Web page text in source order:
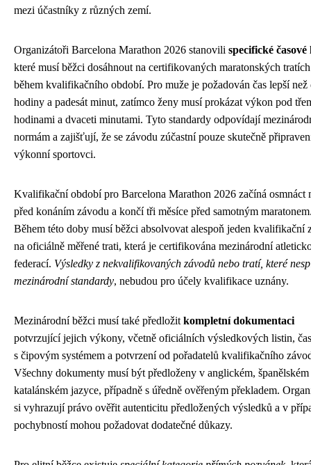
mezi účastníky z různých zemí.
Organizátoři Barcelona Marathon 2026 stanovili specifické
které musí běžci dosáhnout na certifikovaných maratonských tratích
během kvalifikačního období. Pro muže je požadován čas lepší než
hodiny a padesát minut, zatímco ženy musí prokázat výkon pod
hodinami a dvaceti minutami. Tyto standardy odpovídají
normám a zajišťují, že se závodu zúčastní pouze skutečně
výkonní sportovci.
Kvalifikační období pro Barcelona Marathon 2026 začíná osmnáct
před konáním závodu a končí tři měsíce před samotným
Během této doby musí běžci absolvovat alespoň jeden kvalifikační
na oficiálně měřené trati, která je certifikována mezinárodní
federací. Výsledky z nekvalifikovaných závodů nebo tratí, které
mezinárodní standardy, nebudou pro účely kvalifikace uznány.
Mezinárodní běžci musí také předložit kompletní dokumentaci
potvrzující jejich výkony, včetně oficiálních výsledkových listin,
s čipovým systémem a potvrzení od pořadatelů kvalifikačního
Všechny dokumenty musí být předloženy v anglickém, španělském
katalánském jazyce, případně s úředně ověřeným překladem.
si vyhrazují právo ověřit autenticitu předložených výsledků a v
pochybností mohou požadovat dodatečné důkazy.